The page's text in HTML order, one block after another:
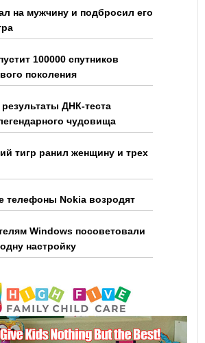
на мужчину и подбросил его
100000 спутников
поколения
ДНК-теста
чудовища
тигр ранил женщину и трех
телефоны Nokia возродят
Windows посоветовали
настройку